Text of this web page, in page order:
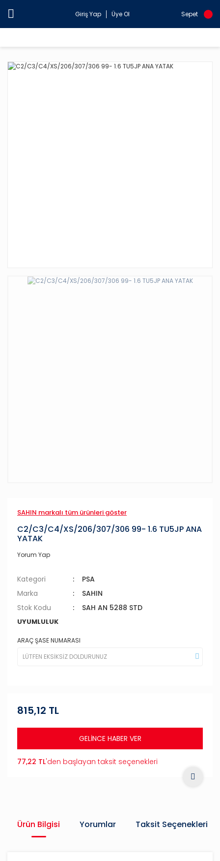
Giriş Yap Üye Ol Sepet
SAHIN markalı tüm ürünleri göster
C2/C3/C4/XS/206/307/306 99- 1.6 TU5JP ANA
YATAK
Yorum Yap
Kategori
PSA
Marka
SAHIN
Stok Kodu
SAH AN 5288 STD
UYUMLULUK
ARAÇ ŞASE NUMARASI
815,12 TL
GELİNCE HABER VER
77,22 TL'den başlayan taksit seçenekleri
Ürün Bilgisi Yorumlar Taksit Seçenekleri